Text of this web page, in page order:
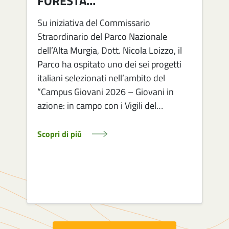
Su iniziativa del Commissario
Straordinario del Parco Nazionale
dell’Alta Murgia, Dott. Nicola Loizzo, il
Parco ha ospitato uno dei sei progetti
italiani selezionati nell’ambito del
“Campus Giovani 2026 – Giovani in
azione: in campo con i Vigili del…
Scopri di piú